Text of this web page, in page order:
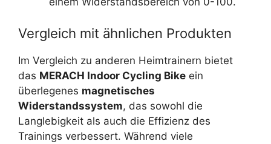
Vergleich mit ähnlichen Produkten
Im Vergleich zu anderen Heimtrainern bietet
das MERACH Indoor Cycling Bike ein
überlegenes magnetisches
Widerstandssystem, das sowohl die
Langlebigkeit als auch die Effizienz des
Trainings verbessert. Während viele